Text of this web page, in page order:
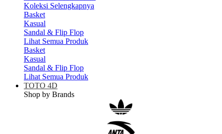
Koleksi Selengkapnya
Basket
Kasual
Sandal & Flip Flop
Lihat Semua Produk
Basket
Kasual
Sandal & Flip Flop
Lihat Semua Produk
TOTO 4D
Shop by Brands